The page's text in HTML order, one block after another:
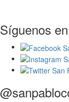
Síguenos